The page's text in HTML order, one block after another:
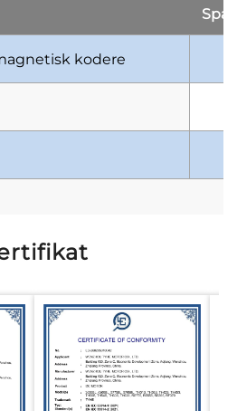
kodere